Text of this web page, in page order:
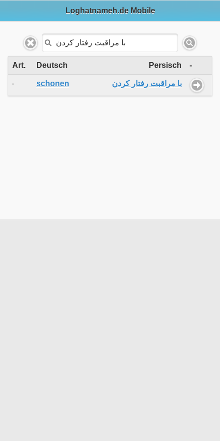
Loghatnameh.de Mobile
Art. Deutsch Persisch -
- schonen با مراقبت رفتار کردن